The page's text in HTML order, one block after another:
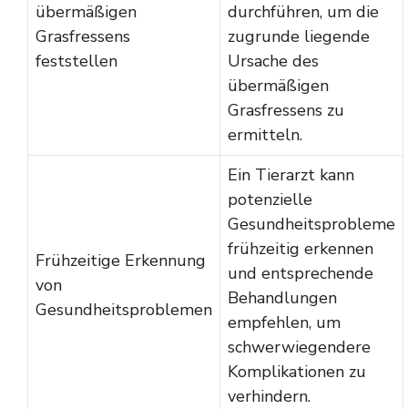
übermäßigen
Grasfressens
feststellen
durchführen, um die
zugrunde liegende
Ursache des
übermäßigen
Grasfressens zu
ermitteln.
Frühzeitige Erkennung
von
Gesundheitsproblemen
Ein Tierarzt kann
potenzielle
Gesundheitsprobleme
frühzeitig erkennen
und entsprechende
Behandlungen
empfehlen, um
schwerwiegendere
Komplikationen zu
verhindern.